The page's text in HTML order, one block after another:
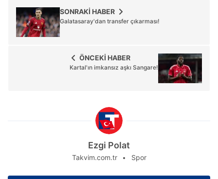
SONRAKİ HABER
Galatasaray'dan transfer çıkarması!
ÖNCEKİ HABER
Kartal'ın imkansız aşkı Sangare!
Ezgi Polat
Takvim.com.tr Spor